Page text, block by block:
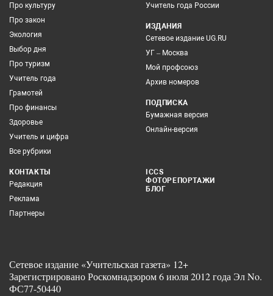
Про культуру
Про закон
Экология
Выбор дня
Про туризм
Учитель года
Грамотей
Про финансы
Здоровье
Учитель и цифра
Все рубрики
Учитель года России
ИЗДАНИЯ
Сетевое издание UG.RU
УГ – Москва
Мой профсоюз
Архив номеров
ПОДПИСКА
Бумажная версия
Онлайн-версия
КОНТАКТЫ
Редакция
Реклама
Партнеры
ICCS
ФОТОРЕПОРТАЖИ
БЛОГ
Сетевое издание «Учительская газета» 12+
Зарегистрировано Роскомнадзором 6 июля 2012 года Эл No.
ФС77-50440